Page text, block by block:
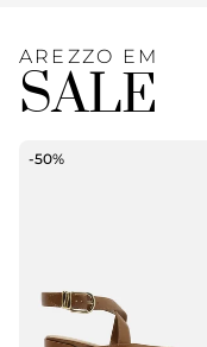
AREZZO EM
SALE
-50%